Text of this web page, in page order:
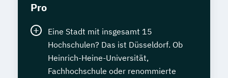
Pro
Eine Stadt mit insgesamt 15
Hochschulen? Das ist Düsseldorf. Ob
Heinrich-Heine-Universität,
Fachhochschule oder renommierte